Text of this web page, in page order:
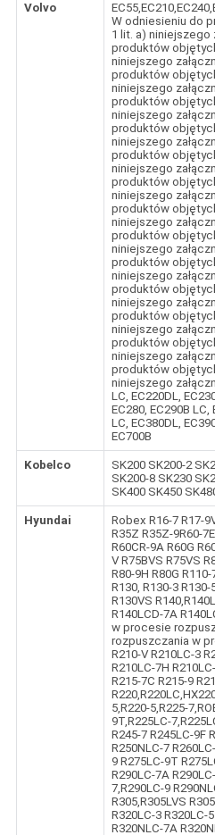
Volvo
W odniesieniu do
1 lit. a) niniejszego
produktów
niniejszego
produktów
niniejszego
produktów
niniejszego
produktów
niniejszego
produktów
niniejszego
produktów
niniejszego
produktów
niniejszego
produktów
niniejszego
produktów
niniejszego
produktów
niniejszego
produktów
niniejszego
produktów
niniejszego
produktów
niniejszego
LC, EC220DL,
EC280, EC290B LC,
LC, EC380DL,
EC700B
Kobelco
SK200 SK200-2
SK200-8 SK230
SK400 SK450
Hyundai
Robex R16-7 R17-
R35Z R35Z-9R60-
R60CR-9A R60G
V R75BVS R75VS
R80-9H R80G
R130, R130-3
R130VS
R140LCD-7A
w procesie
rozpuszczania w
R210-V R210LC-3
R210LC-7H
R215-7C R215-9
5,R220-5,R225-
9T,R225LC-
R245-7 R245LC-9F
R250NLC-7
9 R275LC-9T
R290LC-7A
7,R290LC-9
R305,R305LVS
R320LC-3 R320LC-
R320NLC-7A